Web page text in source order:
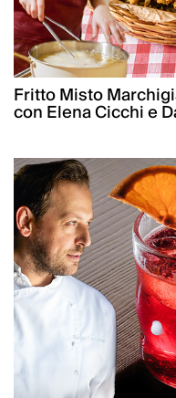
Fritto Misto
con Elena Cicchi e